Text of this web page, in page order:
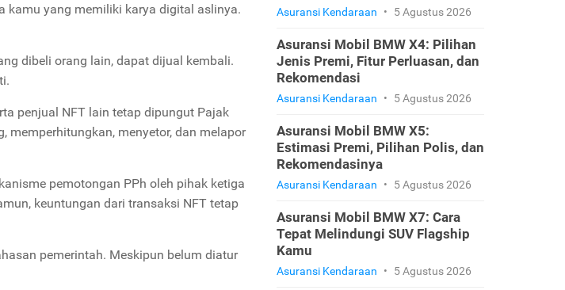
kamu yang memiliki karya digital aslinya.
dibeli orang lain, dapat dijual kembali.
penjual NFT lain tetap dipungut Pajak
memperhitungkan, menyetor, dan melapor
pemotongan PPh oleh pihak ketiga
keuntungan dari transaksi NFT tetap
pemerintah. Meskipun belum diatur
Asuransi Kendaraan • 5 Agustus 2026
Asuransi Mobil BMW X4: Pilihan
Jenis Premi, Fitur Perluasan, dan
Rekomendasi
Asuransi Kendaraan • 5 Agustus 2026
Asuransi Mobil BMW X5:
Estimasi Premi, Pilihan Polis, dan
Rekomendasinya
Asuransi Kendaraan • 5 Agustus 2026
Asuransi Mobil BMW X7: Cara
Tepat Melindungi SUV Flagship
Kamu
Asuransi Kendaraan • 5 Agustus 2026